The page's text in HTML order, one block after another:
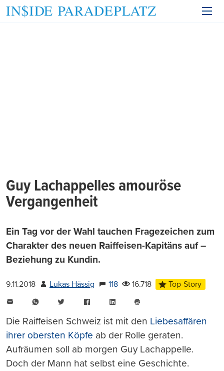
Guy Lachappelles amouröse
Vergangenheit
Ein Tag vor der Wahl tauchen Fragezeichen zum
Charakter des neuen Raiffeisen-Kapitäns auf –
Beziehung zu Kundin.
9.11.2018 Lukas Hässig 118 16.718
Top-Story
WhatsAppTwitter FacebookLinkedIn
drucken
Die Raiffeisen Schweiz ist mit den Liebesaffären
ihrer obersten Köpfe ab der Rolle geraten.
Aufräumen soll ab morgen Guy Lachappelle.
Doch der Mann hat selbst eine Geschichte.